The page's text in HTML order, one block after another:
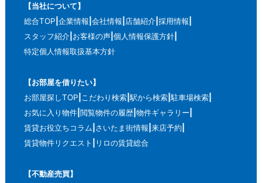
【当社について】
総合TOP 企業情報 会社情報 店舗紹介 採用情報
スタッフ紹介 お客様の声 個人情報保護方針
特定個人情報取扱基本方針
【お部屋を借りたい】
お部屋探しTOP こだわり検索 駅から検索 駐車場検索
お気に入り物件 閲覧物件の履歴 物件ギャラリー
賃貸お役立ちコラム さいたま街情報 来店予約
賃貸物件リクエスト
リロの賃貸総合
【不動産売買】